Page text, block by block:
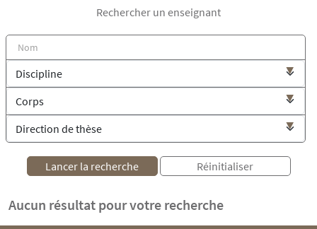
Rechercher un enseignant
Aucun résultat pour votre recherche